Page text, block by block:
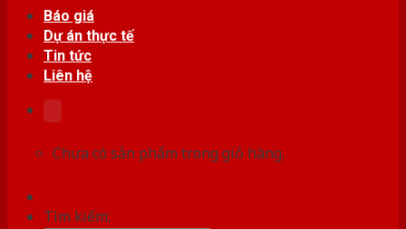
Báo giá
Dự án thực tế
Tin tức
Liên hệ
Chưa có sản phẩm trong giỏ hàng.
Tìm kiếm: